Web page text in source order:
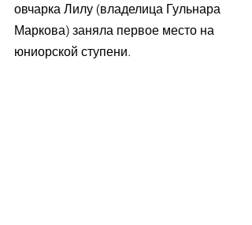
овчарка Лилу (владелица Гульнара
Маркова) заняла первое место на
юниорской ступени.